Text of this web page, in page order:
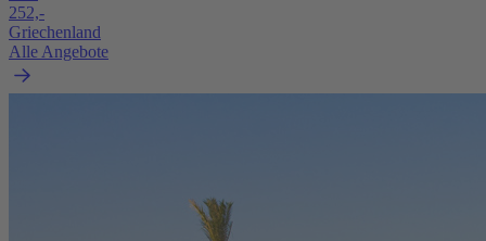
252,-
Griechenland
Alle Angebote